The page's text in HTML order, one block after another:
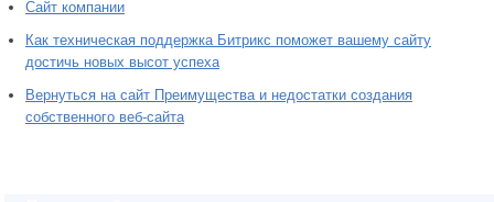
Сайт компании
Как техническая поддержка Битрикс поможет вашему сайту
достичь новых высот успеха
Вернуться на сайт Преимущества и недостатки создания
собственного веб-сайта